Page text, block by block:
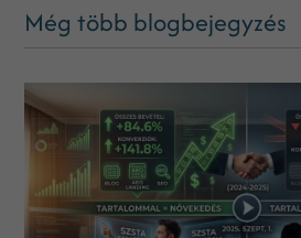
Még több blogbejegyzés